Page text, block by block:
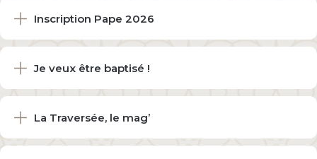
Inscription Pape 2026
Je veux être baptisé !
La Traversée, le mag’